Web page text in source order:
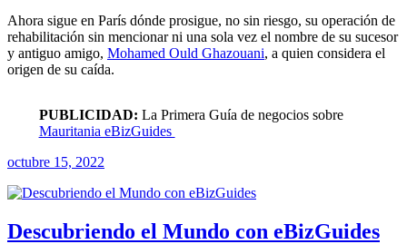
Ahora sigue en París dónde prosigue, no sin riesgo, su operación de
rehabilitación sin mencionar ni una sola vez el nombre de su sucesor
y antiguo amigo, Mohamed Ould Ghazouani, a quien considera el
origen de su caída.
PUBLICIDAD: La Primera Guía de negocios sobre
Mauritania eBizGuides
octubre 15, 2022
Descubriendo el Mundo con eBizGuides